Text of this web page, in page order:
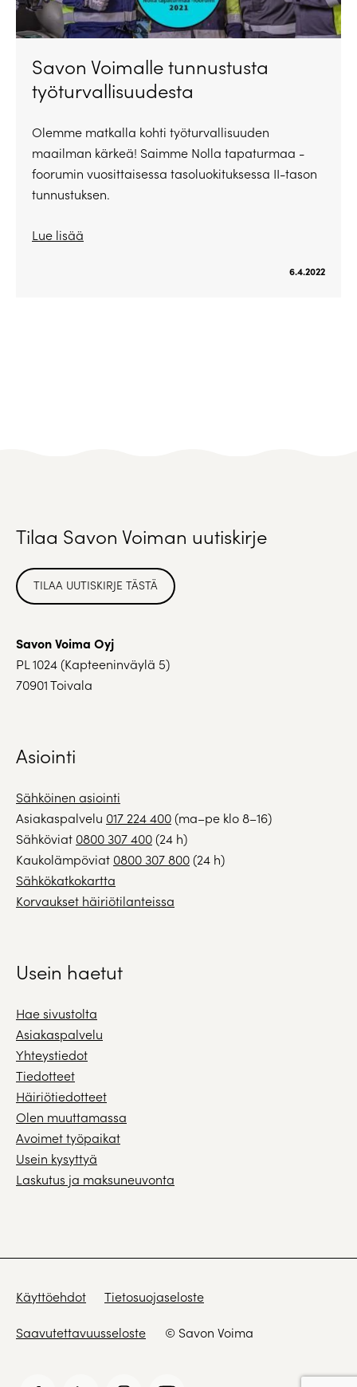
Savon Voimalle tunnustusta
työturvallisuudesta
Olemme matkalla kohti työturvallisuuden
maailman kärkeä! Saimme Nolla tapaturmaa -
foorumin vuosittaisessa tasoluokituksessa II-tason
tunnustuksen.
Lue lisää
6.4.2022
Tilaa Savon Voiman uutiskirje
TILAA UUTISKIRJE TÄSTÄ
Savon Voima Oyj
PL 1024 (Kapteeninväylä 5)
70901 Toivala
Asiointi
Sähköinen asiointi
Asiakaspalvelu 017 224 400(ma–pe klo 8–16)
Sähköviat 0800 307 400(24 h)
Kaukolämpöviat 0800 307 800(24 h)
Sähkökatkokartta
Korvaukset häiriötilanteissa
Usein haetut
Hae sivustolta
Asiakaspalvelu
Yhteystiedot
Tiedotteet
Häiriötiedotteet
Olen muuttamassa
Avoimet työpaikat
Usein kysyttyä
Laskutus ja maksuneuvonta
Käyttöehdot Tietosuojaseloste
Saavutettavuusseloste © Savon Voima